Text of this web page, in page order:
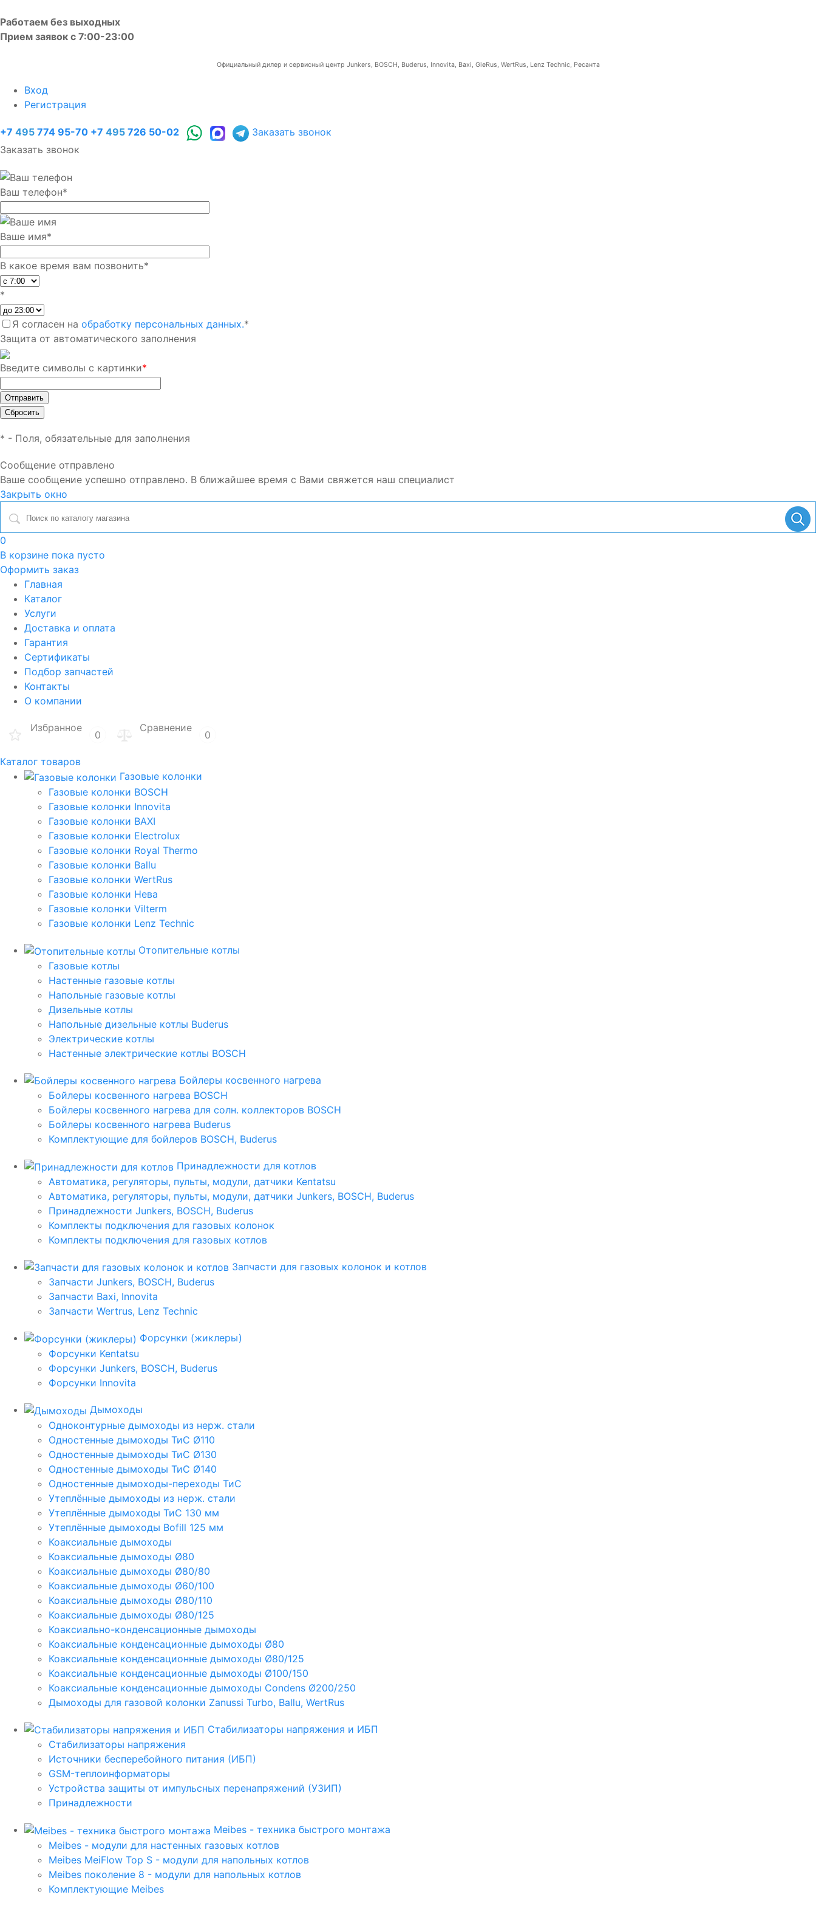
Работаем без выходных
Прием заявок с 7:00-23:00
Официальный дилер и сервисный центр Junkers, BOSCH, Buderus, Innovita, Baxi, GieRus, WertRus, Lenz Technic, Ресанта
Вход
Регистрация
+7 495 774 95-70 +7 495 726 50-02
Заказать звонок
Заказать звонок
Ваш телефон*
Ваше имя*
В какое время вам позвонить*
*
Я согласен на обработку персональных данных.*
Защита от автоматического заполнения
Введите символы с картинки*
* - Поля, обязательные для заполнения
Сообщение отправлено
Ваше сообщение успешно отправлено. В ближайшее время с Вами свяжется наш специалист
Закрыть окно
0
В корзине пока пусто
Оформить заказ
Главная
Каталог
Услуги
Доставка и оплата
Гарантия
Сертификаты
Подбор запчастей
Контакты
О компании
Избранное
0
Сравнение
0
Каталог товаров
Газовые колонки
Газовые колонки BOSCH
Газовые колонки Innovita
Газовые колонки BAXI
Газовые колонки Electrolux
Газовые колонки Royal Thermo
Газовые колонки Ballu
Газовые колонки WertRus
Газовые колонки Нева
Газовые колонки Vilterm
Газовые колонки Lenz Technic
Отопительные котлы
Газовые котлы
Настенные газовые котлы
Напольные газовые котлы
Дизельные котлы
Напольные дизельные котлы Buderus
Электрические котлы
Настенные электрические котлы BOSCH
Бойлеры косвенного нагрева
Бойлеры косвенного нагрева BOSCH
Бойлеры косвенного нагрева для солн. коллекторов BOSCH
Бойлеры косвенного нагрева Buderus
Комплектующие для бойлеров BOSCH, Buderus
Принадлежности для котлов
Автоматика, регуляторы, пульты, модули, датчики Kentatsu
Автоматика, регуляторы, пульты, модули, датчики Junkers, BOSCH, Buderus
Принадлежности Junkers, BOSCH, Buderus
Комплекты подключения для газовых колонок
Комплекты подключения для газовых котлов
Запчасти для газовых колонок и котлов
Запчасти Junkers, BOSCH, Buderus
Запчасти Baxi, Innovita
Запчасти Wertrus, Lenz Technic
Форсунки (жиклеры)
Форсунки Kentatsu
Форсунки Junkers, BOSCH, Buderus
Форсунки Innovita
Дымоходы
Одноконтурные дымоходы из нерж. стали
Одностенные дымоходы ТиС Ø110
Одностенные дымоходы ТиС Ø130
Одностенные дымоходы ТиС Ø140
Одностенные дымоходы-переходы ТиС
Утеплённые дымоходы из нерж. стали
Утеплённые дымоходы ТиС 130 мм
Утеплённые дымоходы Bofill 125 мм
Коаксиальные дымоходы
Коаксиальные дымоходы Ø80
Коаксиальные дымоходы Ø80/80
Коаксиальные дымоходы Ø60/100
Коаксиальные дымоходы Ø80/110
Коаксиальные дымоходы Ø80/125
Коаксиально-конденсационные дымоходы
Коаксиальные конденсационные дымоходы Ø80
Коаксиальные конденсационные дымоходы Ø80/125
Коаксиальные конденсационные дымоходы Ø100/150
Коаксиальные конденсационные дымоходы Condens Ø200/250
Дымоходы для газовой колонки Zanussi Turbo, Ballu, WertRus
Стабилизаторы напряжения и ИБП
Стабилизаторы напряжения
Источники бесперебойного питания (ИБП)
GSM-теплоинформаторы
Устройства защиты от импульсных перенапряжений (УЗИП)
Принадлежности
Meibes - техника быстрого монтажа
Meibes - модули для настенных газовых котлов
Meibes MeiFlow Top S - модули для напольных котлов
Meibes поколение 8 - модули для напольных котлов
Комплектующие Meibes